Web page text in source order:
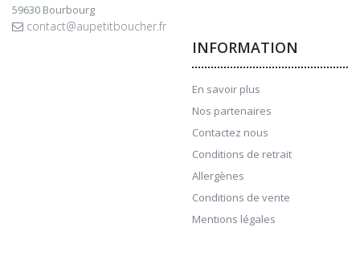
59630 Bourbourg
contact@aupetitboucher.fr
INFORMATION
En savoir plus
Nos partenaires
Contactez nous
Conditions de retrait
Allergènes
Conditions de vente
Mentions légales